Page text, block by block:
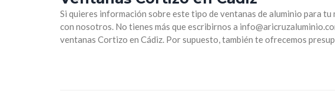
Si quieres información sobre este tipo de ventanas de aluminio para
con nosotros. No tienes más que escribirnos a
ventanas Cortizo en Cádiz. Por supuesto, también te ofrecemos